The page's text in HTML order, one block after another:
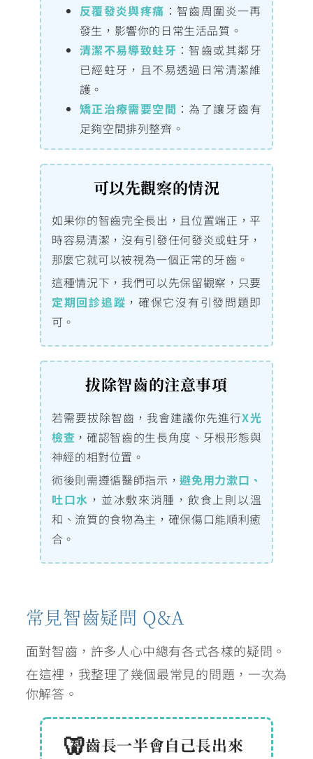
反覆發炎與疼痛 ：智齒周圍炎一再
發生，影響你的日常生活品質。
清潔不易導致蛀牙 ：智齒或其鄰牙
已經蛀牙，且不易透過日常清潔維
護。
矯正治療需要空間 ：為了讓牙齒有
足夠空間排列整齊。
可以先觀察的情況
如果你的智齒完全長出，且位置端正，平
時容易清潔，沒有引發任何發炎或蛀牙，
那麼它就可以被視為一個正常的牙齒。
這種情況下，我們可以先保留觀察，只要
定期回診追蹤 ，確保它沒有引發問題即
可。
拔除智齒的注意事項
若需要拔除智齒，我會建議你先進行X光
檢查 ，確認智齒的生長角度、牙根形態與
神經的相對位置。
術後則需遵循醫師指示，避免用力漱口、
吐口水 ，並冰敷來消腫，飲食上則以溫
和、流質的食物為主，確保傷口能順利癒
合。
常見智齒疑問 Q&A
面對智齒，許多人心中總有各式各樣的疑問。
在這裡，我整理了幾個最常見的問題，一次為
你解答。
智齒長一半會自己長出來